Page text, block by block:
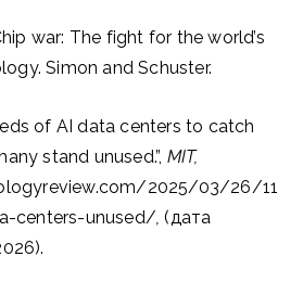
war: The fight for the world’s
Simon and Schuster.
of AI data centers to catch
stand unused.”, MIT,
2025/03/26/11
centers-unused/,(дата